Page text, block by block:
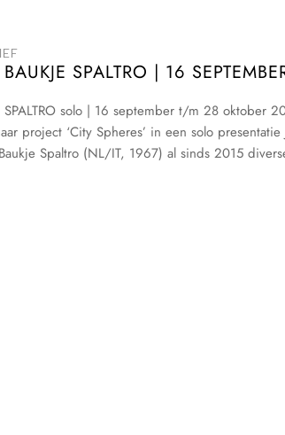
BAUKJE SPALTRO | 16
SPALTRO solo | 16 september t/m 28
project ‘City Spheres’ in een solo
Spaltro (NL/IT, 1967) al sinds 2015